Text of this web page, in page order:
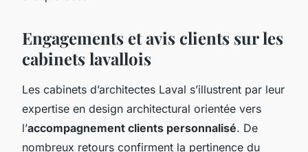
Engagements et avis clients sur les
cabinets lavallois
Les cabinets d’architectes Laval s’illustrent par leur
expertise en design architectural orientée vers
l’accompagnement clients personnalisé. De
nombreux retours confirment la pertinence du